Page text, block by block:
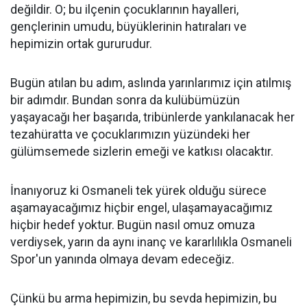
değildir. O; bu ilçenin çocuklarının hayalleri,
gençlerinin umudu, büyüklerinin hatıraları ve
hepimizin ortak gururudur.
Bugün atılan bu adım, aslında yarınlarımız için atılmış
bir adımdır. Bundan sonra da kulübümüzün
yaşayacağı her başarıda, tribünlerde yankılanacak her
tezahüratta ve çocuklarımızın yüzündeki her
gülümsemede sizlerin emeği ve katkısı olacaktır.
İnanıyoruz ki Osmaneli tek yürek olduğu sürece
aşamayacağımız hiçbir engel, ulaşamayacağımız
hiçbir hedef yoktur. Bugün nasıl omuz omuza
verdiysek, yarın da aynı inanç ve kararlılıkla Osmaneli
Spor'un yanında olmaya devam edeceğiz.
Çünkü bu arma hepimizin, bu sevda hepimizin, bu